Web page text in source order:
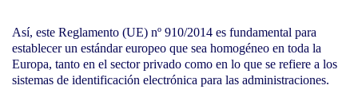
Así, este Reglamento (UE) nº 910/2014 es fundamental para
establecer un estándar europeo que sea homogéneo en toda la
Europa, tanto en el sector privado como en lo que se refiere a los
sistemas de identificación electrónica para las administraciones.